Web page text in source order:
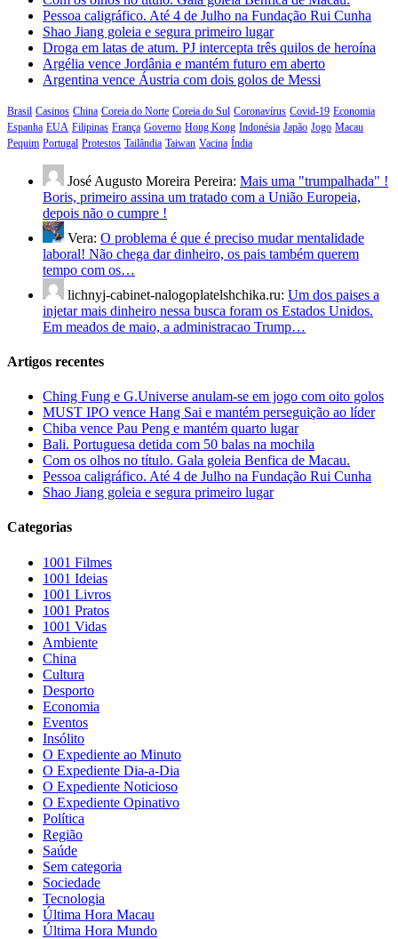
Pessoa caligráfico. Até 4 de Julho na Fundação Rui Cunha
Shao Jiang goleia e segura primeiro lugar
Droga em latas de atum. PJ intercepta três quilos de heroína
Argélia vence Jordânia e mantém futuro em aberto
Argentina vence Áustria com dois golos de Messi
Brasil Casinos China Coreia do Norte Coreia do Sul Coronavírus Covid-19 Economia
Espanha EUA Filipinas França Governo Hong Kong Indonésia Japão Jogo Macau
Pequim Portugal Protestos Tailândia Taiwan Vacina Índia
José Augusto Moreira Pereira: Mais uma "trumpalhada" !
Boris, primeiro assina um tratado com a União Europeia,
depois não o cumpre !
Vera: O problema é que é preciso mudar mentalidade
laboral! Não chega dar dinheiro, os pais também querem
tempo com os…
lichnyj-cabinet-nalogoplatelshchika.ru: Um dos paises a
injetar mais dinheiro nessa busca foram os Estados Unidos.
Em meados de maio, a administracao Trump…
Artigos recentes
Ching Fung e G.Universe anulam-se em jogo com oito golos
MUST IPO vence Hang Sai e mantém perseguição ao líder
Chiba vence Pau Peng e mantém quarto lugar
Bali. Portuguesa detida com 50 balas na mochila
Com os olhos no título. Gala goleia Benfica de Macau.
Pessoa caligráfico. Até 4 de Julho na Fundação Rui Cunha
Shao Jiang goleia e segura primeiro lugar
Categorias
1001 Filmes
1001 Ideias
1001 Livros
1001 Pratos
1001 Vidas
Ambiente
China
Cultura
Desporto
Economia
Eventos
Insólito
O Expediente ao Minuto
O Expediente Dia-a-Dia
O Expediente Noticioso
O Expediente Opinativo
Política
Região
Saúde
Sem categoria
Sociedade
Tecnologia
Última Hora Macau
Última Hora Mundo